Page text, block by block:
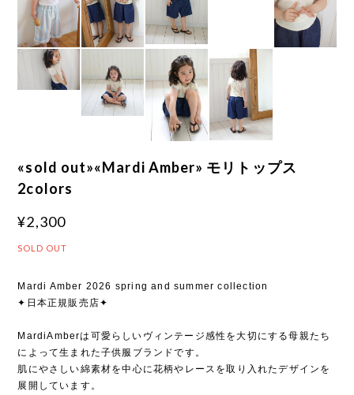
«sold out»«Mardi Amber» モリトップス
2colors
¥2,300
SOLD OUT
Mardi Amber 2026 spring and summer collection
✦日本正規販売店✦
MardiAmberは可愛らしいヴィンテージ感性を大切にする母親たち
によって生まれた子供服ブランドです。
肌にやさしい綿素材を中心に花柄やレースを取り入れたデザインを
展開しています。